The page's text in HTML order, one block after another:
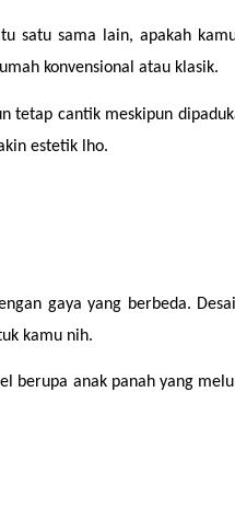
satu sama lain, apakah
konvensional atau klasik.
tetap cantik meskipun
estetik lho.
gaya yang berbeda.
kamu nih.
berupa anak panah yang